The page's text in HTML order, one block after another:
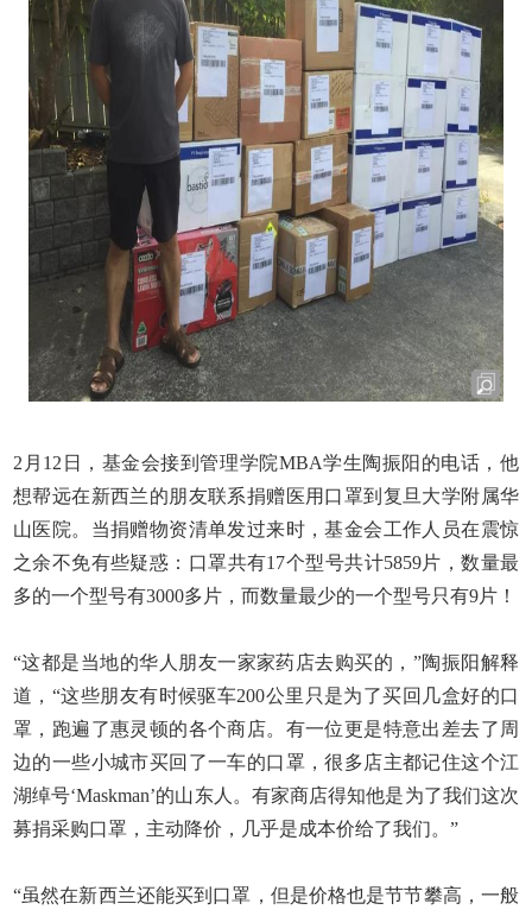
2 月 12 日，基金会接到管理学院MBA学生陶振阳的电话，他
想帮远在新西兰的朋友联系捐赠医用口罩到复旦大学附属华
山医院。当捐赠物资清单发过来时，基金会工作人员在震惊
之余不免有些疑惑：口罩共有17个型号共计5859片，数量最
多的一个型号有3000多片，而数量最少的一个型号只有9片！
“这都是当地的华人朋友一家家药店去购买的，”陶振阳解释
道，“这些朋友有时候驱车200公里只是为了买回几盒好的口
罩，跑遍了惠灵顿的各个商店。有一位更是特意出差去了周
边的一些小城市买回了一车的口罩，很多店主都记住这个江
湖绰号‘Maskman’的山东人。有家商店得知他是为了我们这次
募捐采购口罩，主动降价，几乎是成本价给了我们。”
“虽然在新西兰还能买到口罩，但是价格也是节节攀高，一般